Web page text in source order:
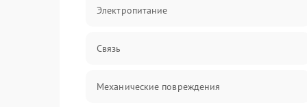
Электропитание
Связь
Механические повреждения